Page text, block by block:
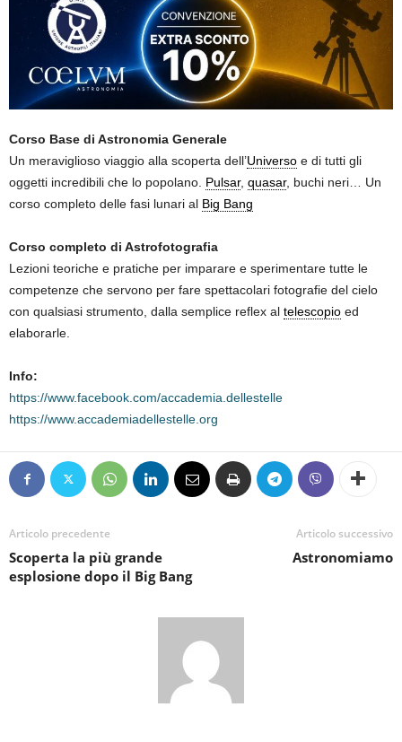
Corso Base di Astronomia Generale
Un meraviglioso viaggio alla scoperta dell’Universo e di tutti gli
oggetti incredibili che lo popolano. Pulsar, quasar, buchi neri… Un
corso completo delle fasi lunari al Big Bang
Corso completo di Astrofotografia
Lezioni teoriche e pratiche per imparare e sperimentare tutte le
competenze che servono per fare spettacolari fotografie del cielo
con qualsiasi strumento, dalla semplice reflex al telescopio ed
elaborarle.
Info:
https://www.facebook.com/accademia.dellestelle
https://www.accademiadellestelle.org
Articolo precedente
Scoperta la più grande
esplosione dopo il Big Bang
Articolo successivo
Astronomiamo